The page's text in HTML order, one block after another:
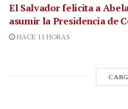
El Salvador felicita a
asumir la Presidencia de
HACE 11 HORAS